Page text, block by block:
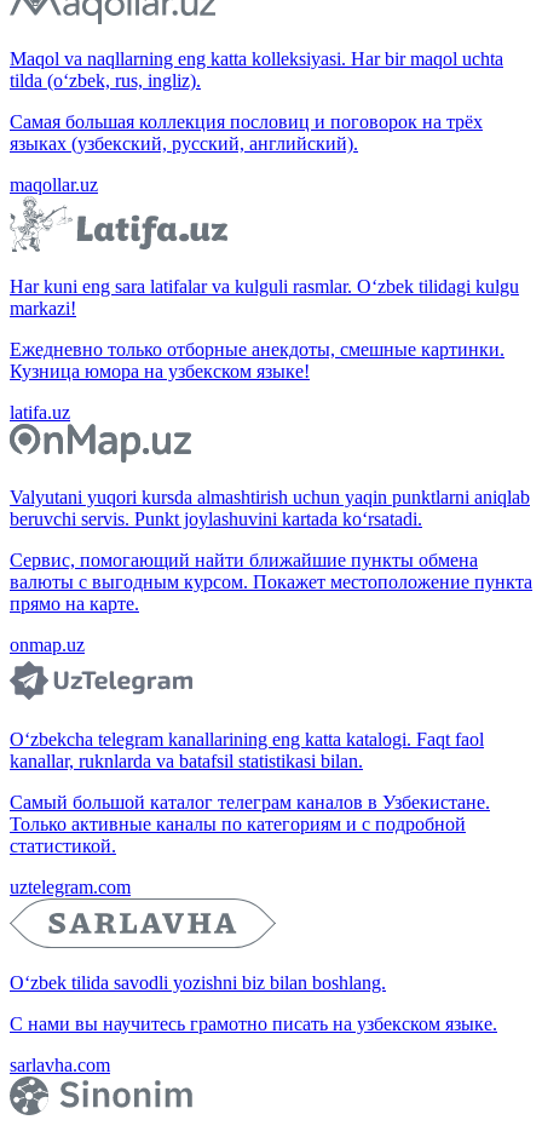
Maqol va naqllarning eng katta kolleksiyasi. Har bir maqol uchta
tilda (o‘zbek, rus, ingliz).
Самая большая коллекция пословиц и поговорок на трёх
языках (узбекский, русский, английский).
maqollar.uz
Har kuni eng sara latifalar va kulguli rasmlar. O‘zbek tilidagi kulgu
markazi!
Ежедневно только отборные анекдоты, смешные картинки.
Кузница юмора на узбекском языке!
latifa.uz
Valyutani yuqori kursda almashtirish uchun yaqin punktlarni aniqlab
beruvchi servis. Punkt joylashuvini kartada ko‘rsatadi.
Сервис, помогающий найти ближайшие пункты обмена
валюты с выгодным курсом. Покажет местоположение пункта
прямо на карте.
onmap.uz
O‘zbekcha telegram kanallarining eng katta katalogi. Faqt faol
kanallar, ruknlarda va batafsil statistikasi bilan.
Самый большой каталог телеграм каналов в Узбекистане.
Только активные каналы по категориям и с подробной
статистикой.
uztelegram.com
O‘zbek tilida savodli yozishni biz bilan boshlang.
С нами вы научитесь грамотно писать на узбекском языке.
sarlavha.com